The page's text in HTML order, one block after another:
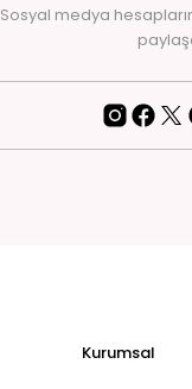
Sosyal medya
Kurumsal